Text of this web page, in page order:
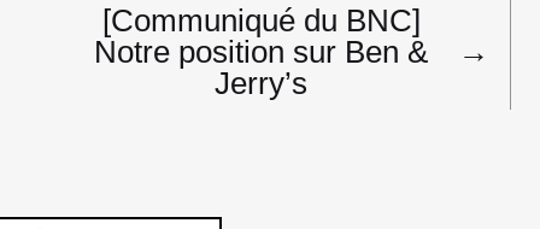
[Communiqué du BNC]
Notre position sur Ben &
Jerry’s
→